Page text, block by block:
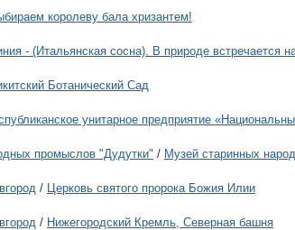
королеву бала хризантем!
- (Итальянская сосна). В природе встречается
Ботанический Сад
унитарное предприятие
промыслов "Дудутки" / Музей старинных
/ Церковь святого пророка Божия Илии
/ Нижегородский Кремль, Северная башня